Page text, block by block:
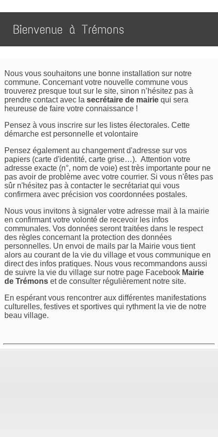
Bienvenue à Trémons
Nous vous souhaitons une bonne installation sur notre
commune. Concernant votre nouvelle commune vous
trouverez presque tout sur le site, sinon n’hésitez pas à
prendre contact avec lasecrétaire de mairiequi sera
heureuse de faire votre connaissance !
Pensez à vous inscrire sur les listes électorales. Cette
démarche est personnelle et volontaire
Pensez également au changement d'adresse sur vos
papiers (carte d'identité, carte grise…). Attention votre
adresse exacte (n°, nom de voie) est très importante pour ne
pas avoir de problème avec votre courrier. Si vous n'êtes pas
sûr n'hésitez pas à contacter le secrétariat qui vous
confirmera avec précision vos coordonnées postales.
Nous vous invitons à signaler votre adresse mail à la mairie
en confirmant votre volonté de recevoir les infos
communales. Vos données seront traitées dans le respect
des règles concernant la protection des données
personnelles. Un envoi de mails par la Mairie vous tient
alors au courant de la vie du village et vous communique en
direct des infos pratiques. Nous vous recommandons aussi
de suivre la vie du village sur notre page Facebook Mairie
de Trémonset de consulter régulièrement notre site.
En espérant vous rencontrer aux différentes manifestations
culturelles, festives et sportives qui rythment la vie de notre
beau village.